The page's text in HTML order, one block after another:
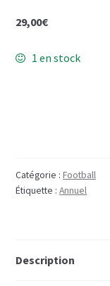
29,00€
1 en stock
HISTOIRE
DE
MONDE
Catégorie :Football
Étiquette :Annuel
Description